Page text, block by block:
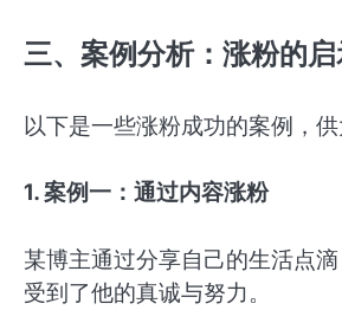
三、案例分析：涨粉的
以下是一些涨粉成功的案例，供
1. 案例一：通过内容涨粉
某博主通过分享自己的生活点
受到了他的真诚与努力。